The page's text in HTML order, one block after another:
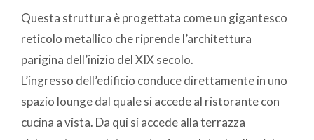
Questa struttura è progettata come un gigantesco
reticolo metallico che riprende l’architettura
parigina dell’inizio del XIX secolo.
L’ingresso dell’edificio conduce direttamente in uno
spazio lounge dal quale si accede al ristorante con
cucina a vista. Da qui si accede alla terrazza